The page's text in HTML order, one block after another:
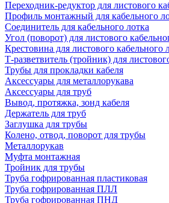
Переходник-редуктор для листового
Профиль монтажный для кабельного
Соединитель для кабельного лотка
Угол (поворот) для листового
Крестовина для листового кабельного
Т-разветвитель (тройник) для
Трубы для прокладки кабеля
Аксессуары для металлорукава
Аксессуары для труб
Вывод, протяжка, зонд кабеля
Держатель для труб
Заглушка для трубы
Колено, отвод, поворот для трубы
Металлорукав
Муфта монтажная
Тройник для трубы
Труба гофрированная пластиковая
Труба гофрированная ПЛЛ
Труба гофрированная ПНД